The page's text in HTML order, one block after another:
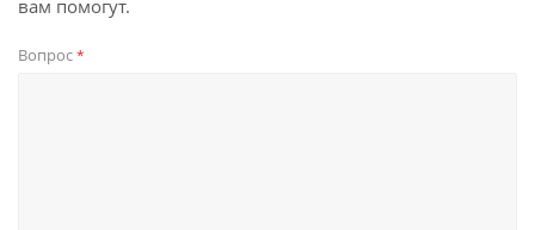
вам помогут.
Вопрос*